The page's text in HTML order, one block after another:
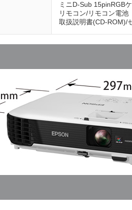
ミニD-Sub 15pinRGB
リモコン/リモコン電池
取扱説明書(CD-ROM)/